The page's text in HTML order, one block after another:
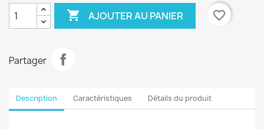
 AJOUTER AU PANIER favorite_border
Partager
Description Caractéristiques Détails du produit